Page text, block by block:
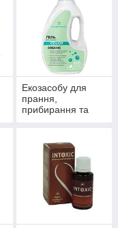
Екозасобу для
прання,
прибирання та